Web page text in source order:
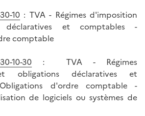
10 : TVA - Régimes d'imposition
déclaratives et comptables -
comptable
10-30 : TVA - Régimes
obligations déclaratives et
d'ordre comptable -
de logiciels ou systèmes de